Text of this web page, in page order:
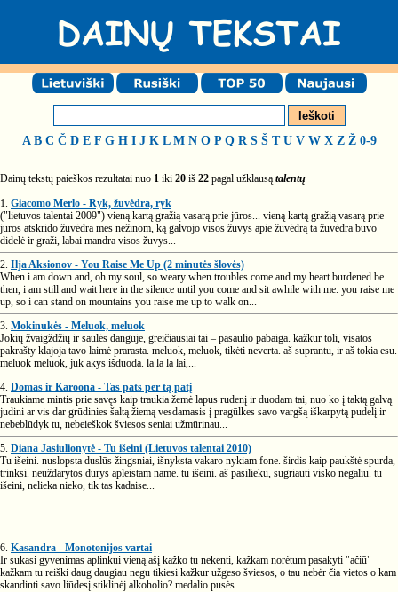
A B C Č D E F G H I J K L M N O P Q R S Š T U V W X Z Ž 0-9
Dainų tekstų paieškos rezultatai nuo 1 iki 20 iš 22 pagal užklausą talentų
1. Giacomo Merlo - Ryk, žuvėdra, ryk
("lietuvos talentai 2009") vieną kartą gražią vasarą prie jūros... vieną kartą gražią vasarą prie
jūros atskrido žuvėdra mes nežinom, ką galvojo visos žuvys apie žuvėdrą ta žuvėdra buvo
didelė ir graži, labai mandra visos žuvys...
2. Ilja Aksionov - You Raise Me Up (2 minutės šlovės)
When i am down and, oh my soul, so weary when troubles come and my heart burdened be
then, i am still and wait here in the silence until you come and sit awhile with me. you raise me
up, so i can stand on mountains you raise me up to walk on...
3. Mokinukės - Meluok, meluok
Jokių žvaigždžių ir saulės danguje, greičiausiai tai – pasaulio pabaiga. kažkur toli, visatos
pakrašty klajoja tavo laimė prarasta. meluok, meluok, tikėti neverta. aš suprantu, ir aš tokia esu.
meluok meluok, juk akys išduoda. la la la lai,...
4. Domas ir Karoona - Tas pats per tą patį
Traukiame mintis prie savęs kaip traukia žemė lapus rudenį ir duodam tai, nuo ko į taktą galvą
judini ar vis dar grūdinies šaltą žiemą vesdamasis į pragūlkes savo vargšą iškarpytą pudelį ir
nebeblūdyk tu, nebeieškok šviesos seniai užmūrinau...
5. Diana Jasiulionytė - Tu išeini (Lietuvos talentai 2010)
Tu išeini. nuslopsta duslūs žingsniai, išnyksta vakaro nykiam fone. širdis kaip paukštė spurda,
trinksi. neuždarytos durys apleistam name. tu išeini. aš pasilieku, sugriauti visko negaliu. tu
išeini, nelieka nieko, tik tas kadaise...
6. Kasandra - Monotonijos vartai
Ir sukasi gyvenimas aplinkui vieną ašį kažko tu nekenti, kažkam norėtum pasakyti "ačiū"
kažkam tu reiški daug daugiau negu tikiesi kažkur užgeso šviesos, o tau nebėr čia vietos o kam
skandinti savo liūdesį stiklinėj alkoholio? medalio pusės...